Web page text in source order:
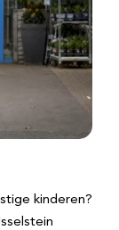
kinderen?